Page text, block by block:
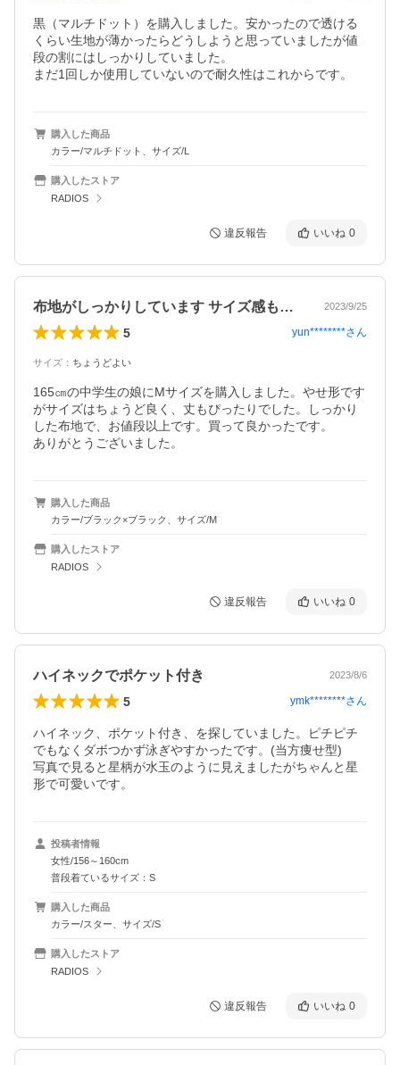
黒（マルチドット）を購入しました。安かったので透ける
くらい生地が薄かったらどうしようと思っていましたが値
段の割にはしっかりしていました。
まだ1回しか使用していないので耐久性はこれからです。
購入した商品
カラー/マルチドット、サイズ/L
購入したストア
RADIOS
違反報告 いいね 0
布地がしっかりしています サイズ感も良い 2023/9/25
5 yun********さん
サイズ ： ちょうどよい
165㎝の中学生の娘にMサイズを購入しました。やせ形です
がサイズはちょうど良く、丈もぴったりでした。しっかり
した布地で、お値段以上です。買って良かったです。
ありがとうございました。
購入した商品
カラー/ブラック×ブラック、サイズ/M
購入したストア
RADIOS
違反報告 いいね 0
ハイネックでポケット付き 2023/8/6
5 ymk********さん
ハイネック、ポケット付き、を探していました。ピチピチ
でもなくダボつかず泳ぎやすかったです。(当方痩せ型)
写真で見ると星柄が水玉のように見えましたがちゃんと星
形で可愛いです。
投稿者情報
女性/156～160cm
普段着ているサイズ：S
購入した商品
カラー/スター、サイズ/S
購入したストア
RADIOS
違反報告 いいね 0